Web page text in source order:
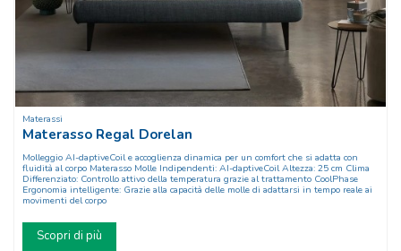
Materassi
Materasso Regal Dorelan
Molleggio AI-daptiveCoil e accoglienza dinamica per un comfort che si adatta con
fluidità al corpo Materasso Molle Indipendenti: AI-daptiveCoil Altezza: 25 cm Clima
Differenziato: Controllo attivo della temperatura grazie al trattamento CoolPhase
Ergonomia intelligente: Grazie alla capacità delle molle di adattarsi in tempo reale ai
movimenti del corpo
Scopri di più